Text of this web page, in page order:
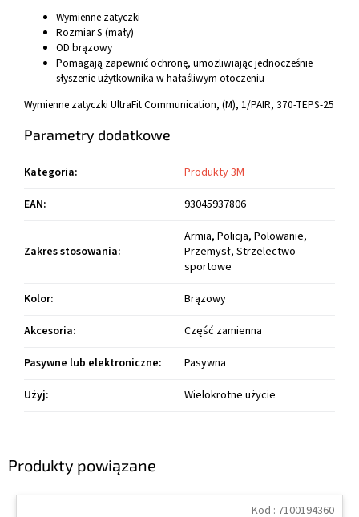
Produkty powiązane
Kod : 7100194360
Wymienne zatyczki
Rozmiar S (mały)
OD brązowy
Pomagają zapewnić ochronę, umożliwiając jednocześnie
słyszenie użytkownika w hałaśliwym otoczeniu
Wymienne zatyczki UltraFit Communication, (M), 1/PAIR, 370-TEPS-25
Parametry dodatkowe
Kategoria:
Produkty 3M
EAN: 93045937806
Zakres stosowania:
Armia, Policja, Polowanie,
Przemysł, Strzelectwo
sportowe
Kolor:
Brązowy
Akcesoria:
Część zamienna
Pasywne lub elektroniczne:
Pasywna
Użyj: Wielokrotne użycie